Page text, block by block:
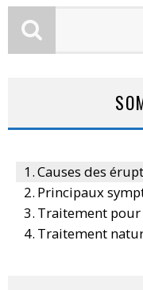
Causes des
Principaux
Traitement
Traitement